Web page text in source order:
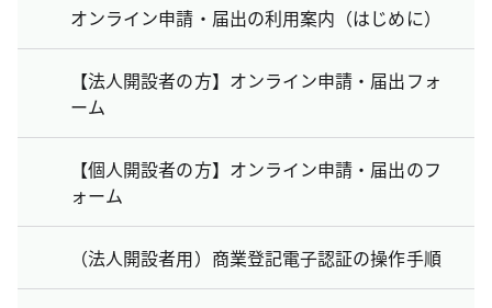
オンライン申請・届出の利用案内（はじめに）
【法人開設者の方】オンライン申請・届出フォ
ーム
【個人開設者の方】オンライン申請・届出のフ
ォーム
（法人開設者用）商業登記電子認証の操作手順